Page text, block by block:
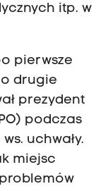
itp. w
pierwsze
drugie
prezydent
podczas
uchwały.
miejsc